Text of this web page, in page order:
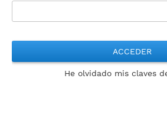
ACCEDER
He olvidado mis claves